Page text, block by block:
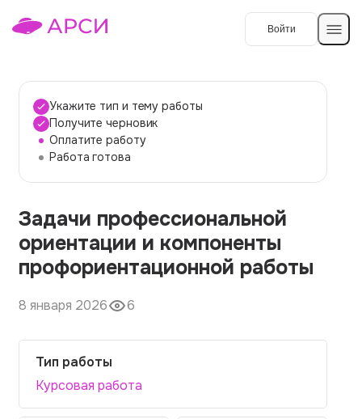
Войти
Темы работ
О сервисе
О компании
Наши гарантии
Вопросы и ответы
Контакты
Укажите тип и тему работы
Получите черновик
Оплатите работу
Работа готова
Задачи профессиональной
ориентации и компоненты
профориентационной работы
8 января 2026 6
Тип работы
Курсовая работа